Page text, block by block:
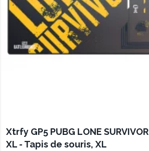
Xtrfy GP5 PUBG LONE SURVIVOR
XL - Tapis de souris, XL